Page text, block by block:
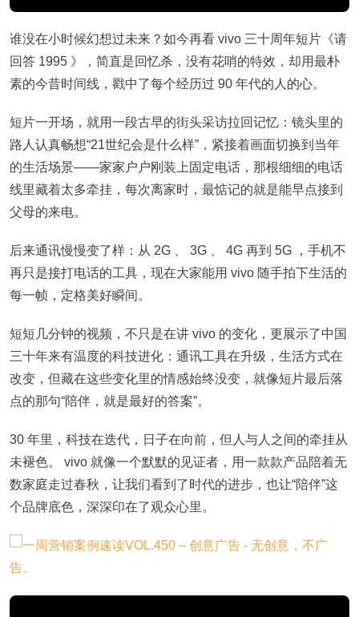
谁没在小时候幻想过未来？如今再看 vivo 三十周年短片《请
回答 1995 》，简直是回忆杀，没有花哨的特效，却用最朴
素的今昔时间线，戳中了每个经历过 90 年代的人的心。
短片一开场，就用一段古早的街头采访拉回记忆：镜头里的
路人认真畅想“21世纪会是什么样”，紧接着画面切换到当年
的生活场景——家家户户刚装上固定电话，那根细细的电话
线里藏着太多牵挂，每次离家时，最惦记的就是能早点接到
父母的来电。
后来通讯慢慢变了样：从 2G 、 3G 、 4G 再到 5G ，手机不
再只是接打电话的工具，现在大家能用 vivo 随手拍下生活的
每一帧，定格美好瞬间。
短短几分钟的视频，不只是在讲 vivo 的变化，更展示了中国
三十年来有温度的科技进化：通讯工具在升级，生活方式在
改变，但藏在这些变化里的情感始终没变，就像短片最后落
点的那句“陪伴，就是最好的答案”。
30 年里，科技在迭代，日子在向前，但人与人之间的牵挂从
未褪色。 vivo 就像一个默默的见证者，用一款款产品陪着无
数家庭走过春秋，让我们看到了时代的进步，也让“陪伴”这
个品牌底色，深深印在了观众心里。